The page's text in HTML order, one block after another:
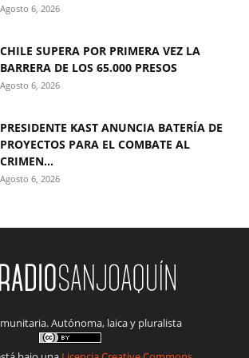
Agosto 6, 2026
CHILE SUPERA POR PRIMERA VEZ LA
BARRERA DE LOS 65.000 PRESOS
Agosto 6, 2026
PRESIDENTE KAST ANUNCIA BATERÍA DE
PROYECTOS PARA EL COMBATE AL
CRIMEN...
Agosto 6, 2026
Autónoma, laica y pluralista